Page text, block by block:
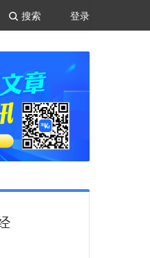
登录
搜索